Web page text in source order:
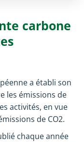
carbone
a établi son
les émissions de
activités, en vue
de CO2.
chaque année